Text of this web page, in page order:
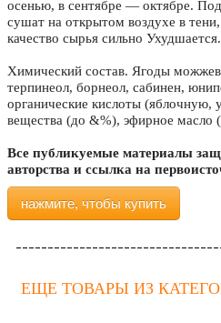
осенью, в сентябре — октябре.
сушат на открытом воздухе в
качество сырья сильно
Химический состав. Ягоды
терпинеол, борнеол, сабинен,
органические кислоты
вещества (до &%), эфирное масло
Все публикуемые материалы
авторства и ссылка на
нажмите, чтобы купить
ЕЩЕ ТОВАРЫ ИЗ